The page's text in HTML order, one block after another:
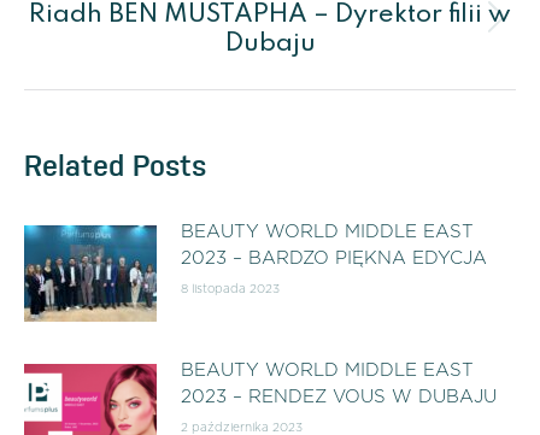
wpis:
Riadh BEN MUSTAPHA – Dyrektor filii w
Dubaju
Related Posts
BEAUTY WORLD MIDDLE EAST
2023 – BARDZO PIĘKNA EDYCJA
8 listopada 2023
BEAUTY WORLD MIDDLE EAST
2023 – RENDEZ VOUS W DUBAJU
2 października 2023